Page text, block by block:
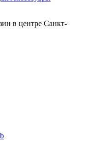
в центре Санкт-